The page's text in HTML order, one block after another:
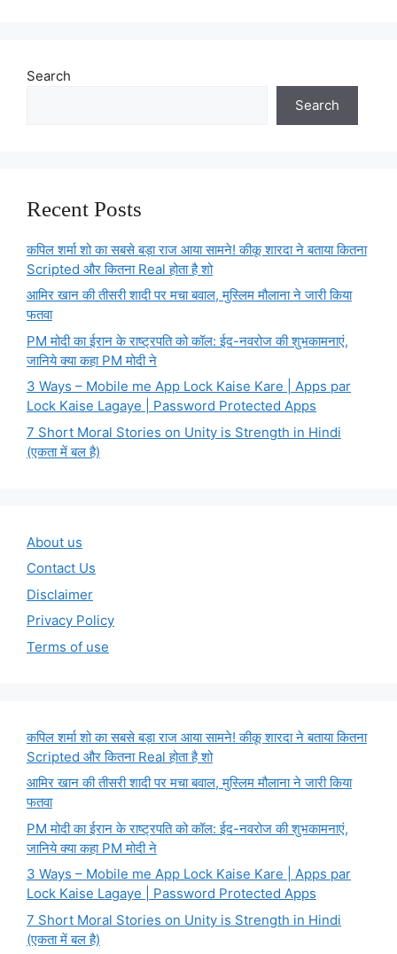
Search
Search
Recent Posts
कपिल शर्मा शो का सबसे बड़ा राज आया सामने! कीकू शारदा ने बताया कितना
Scripted और कितना Real होता है शो
आमिर खान की तीसरी शादी पर मचा बवाल, मुस्लिम मौलाना ने जारी किया
फतवा
PM मोदी का ईरान के राष्ट्रपति को कॉल: ईद-नवरोज की शुभकामनाएं,
जानिये क्या कहा PM मोदी ने
3 Ways – Mobile me App Lock Kaise Kare | Apps par
Lock Kaise Lagaye | Password Protected Apps
7 Short Moral Stories on Unity is Strength in Hindi
(एकता में बल है)
About us
Contact Us
Disclaimer
Privacy Policy
Terms of use
कपिल शर्मा शो का सबसे बड़ा राज आया सामने! कीकू शारदा ने बताया कितना
Scripted और कितना Real होता है शो
आमिर खान की तीसरी शादी पर मचा बवाल, मुस्लिम मौलाना ने जारी किया
फतवा
PM मोदी का ईरान के राष्ट्रपति को कॉल: ईद-नवरोज की शुभकामनाएं,
जानिये क्या कहा PM मोदी ने
3 Ways – Mobile me App Lock Kaise Kare | Apps par
Lock Kaise Lagaye | Password Protected Apps
7 Short Moral Stories on Unity is Strength in Hindi
(एकता में बल है)